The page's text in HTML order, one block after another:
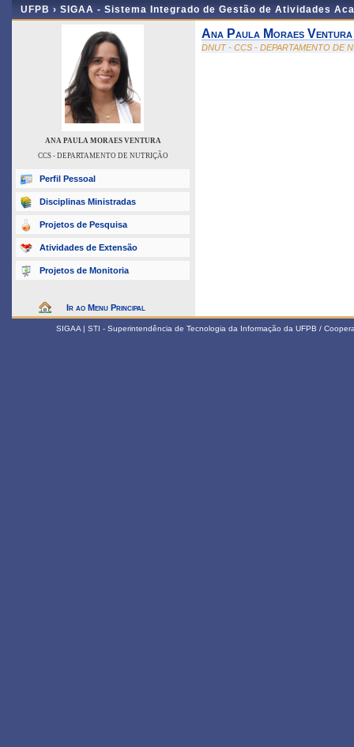
UFPB › SIGAA - Sistema Integrado de Gestão de Atividades
ANA PAULA MORAES VENTURA
CCS - DEPARTAMENTO DE NUTRIÇÃO
Perfil Pessoal
Disciplinas Ministradas
Projetos de Pesquisa
Atividades de Extensão
Projetos de Monitoria
Ir ao Menu Principal
Ana Paula Moraes Ventura
DNUT - CCS - DEPARTAMENTO DE
SIGAA | STI - Superintendência de Tecnologia da Informação da UFPB /